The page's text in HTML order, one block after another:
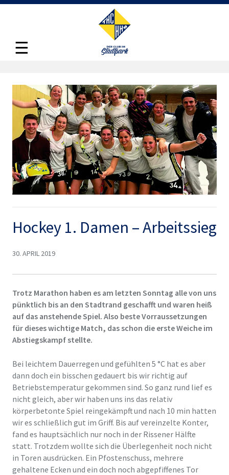
☰
Hockey 1. Damen – Arbeitssieg
30. APRIL 2019
Trotz Marathon haben es am letzten Sonntag alle von uns
pünktlich bis an den Stadtrand geschafft und waren heiß
auf das anstehende Spiel. Also beste Vorraussetzungen
für dieses wichtige Match, das schon die erste Weiche im
Abstiegskampf stellte.
Bei leichtem Dauerregen und gefühlten 5 °C hat es aber
dann doch ein bisschen gedauert bis wir richtig auf
Betriebstemperatur gekommen sind. So ganz rund lief es
nicht gleich, aber wir haben uns ins das relativ
körperbetonte Spiel reingekämpft und nach 10 min hatten
wir es schließlich gut im Griff. Bis auf vereinzelte Konter,
fand es hauptsächlich nur noch in der Rissener Hälfte
statt. Trotzdem wollte sich die Überlegenheit noch nicht
in Toren ausdrücken. Ein Pfostenschuss, mehrere
gehaltene Ecken und ein doch noch abgepfiffenes Tor